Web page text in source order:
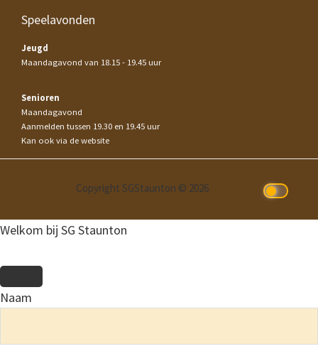
Speelavonden
Jeugd
Maandagavond van 18.15 - 19.45 uur
Senioren
Maandagavond
Aanmelden tussen 19.30 en 19.45 uur
Kan ook via de website
Copyright SGStaunton © 2026
Welkom bij SG Staunton
Naam